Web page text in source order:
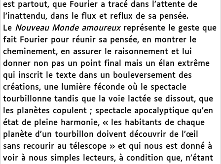
est partout, que Fourier a tracé dans l’attente de
l’inattendu, dans le flux et reflux de sa pensée.
Le Nouveau Monde amoureuxreprésente le geste que
fait Fourier pour réunir sa pensée, en montrer le
cheminement, en assurer le raisonnement et lui
donner non pas un point final mais un élan extrême
qui inscrit le texte dans un bouleversement des
créations, une lumière féconde où le spectacle
tourbillonne tandis que la voie lactée se dissout, que
les planètes copulent ; spectacle apocalyptique qu’en
état de pleine harmonie, « les habitants de chaque
planète d’un tourbillon doivent découvrir de l’œil
sans recourir au télescope » et qui nous est donné à
voir à nous simples lecteurs, à condition que, n’étant